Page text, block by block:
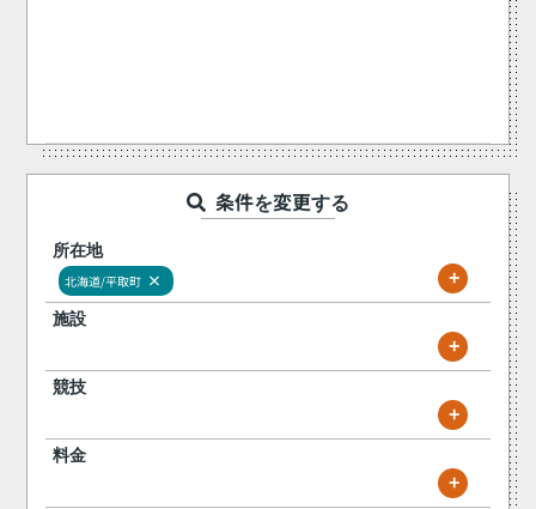
条件を変更する
所在地
北海道/平取町 × +
施設
+
競技
+
料金
+